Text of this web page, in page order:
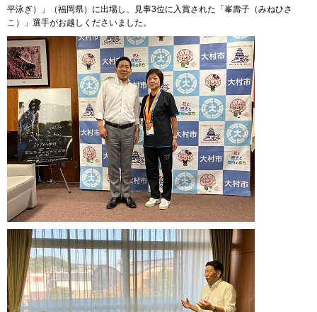
平泳ぎ）」（福岡県）に出場し、見事3位に入賞された「峯壽子（みねひさ
こ）」選手がお越しくださいました。